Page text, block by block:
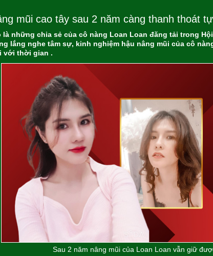
mũi cao tây sau 2 năm càng thanh thoát
là những chia sẻ của cô nàng Loan Loan đăng tải trong
lắng nghe tâm sự, kinh nghiệm hậu nâng mũi của cô
với thời gian .
Sau 2 năm nâng mũi của Loan Loan vẫn giữ